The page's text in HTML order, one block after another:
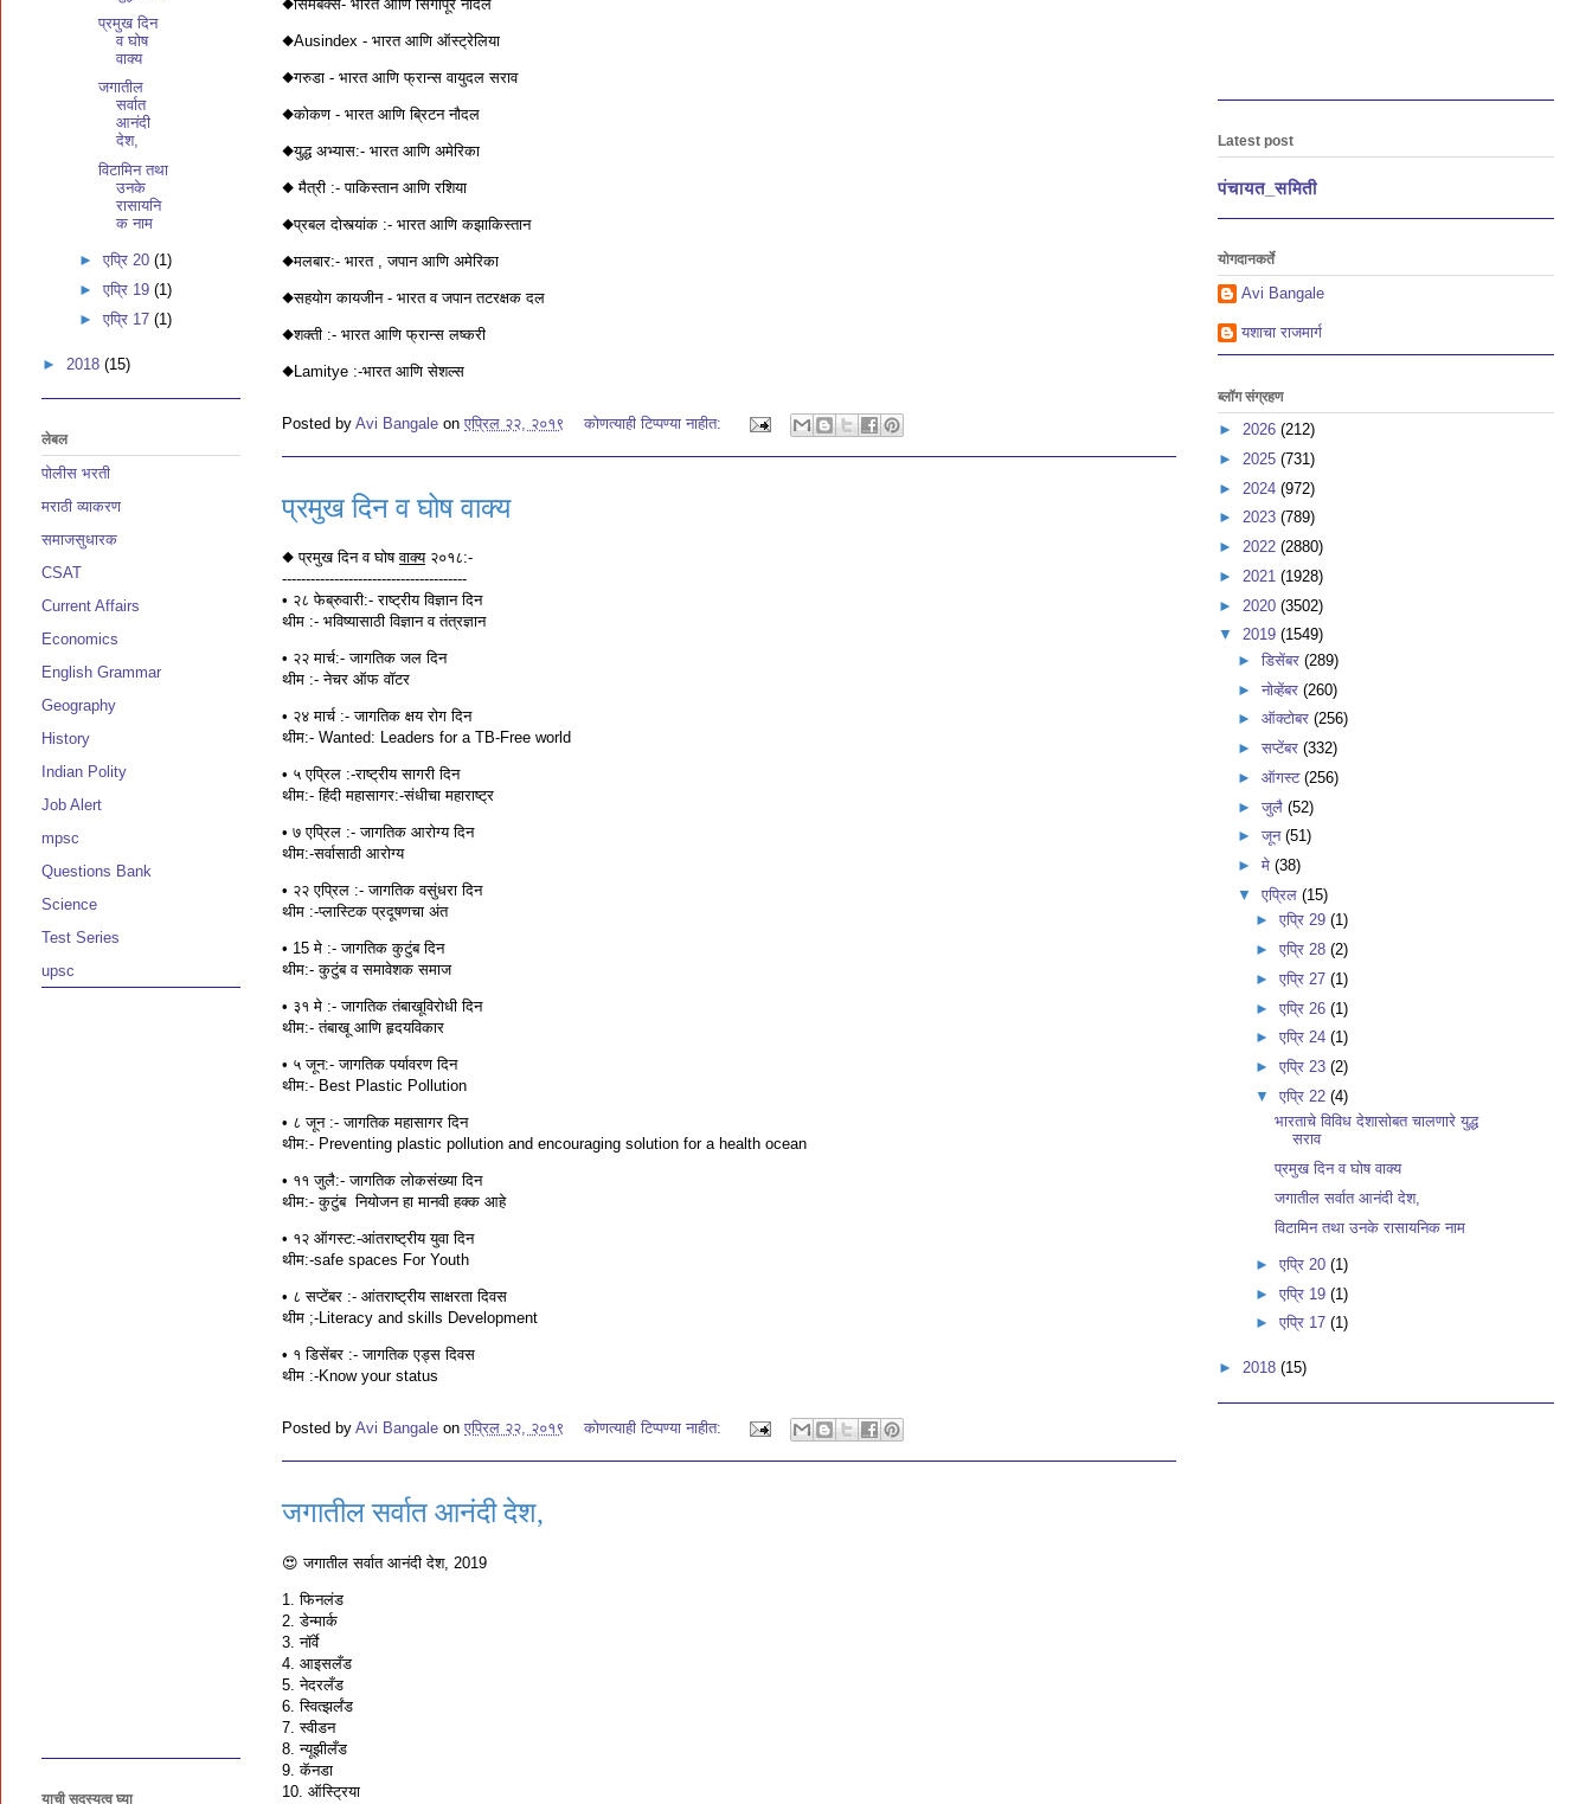
◆सिमबेक्स- भारत आणि सिंगापूर नौदल
◆Ausindex - भारत आणि ऑस्ट्रेलिया
◆गरुडा - भारत आणि फ्रान्स वायुदल सराव
◆कोकण - भारत आणि ब्रिटन नौदल
◆युद्ध अभ्यास:- भारत आणि अमेरिका
◆ मैत्री :- पाकिस्तान आणि रशिया
◆प्रबल दोस्त्यांक :- भारत आणि कझाकिस्तान
◆मलबार:- भारत , जपान आणि अमेरिका
◆सहयोग कायजीन - भारत व जपान तटरक्षक दल
◆शक्ती :- भारत आणि फ्रान्स लष्करी
◆Lamitye :-भारत आणि सेशल्स
Posted by Avi Bangale on एप्रिल २२, २०१९ कोणत्याही टिप्पण्‍या नाहीत:
प्रमुख दिन व घोष वाक्य
◆ प्रमुख दिन व घोषवाक्य२०१८:-
---------------------------------------
• २८ फेब्रुवारी:- राष्ट्रीय विज्ञान दिन
थीम :- भविष्यासाठी विज्ञान व तंत्रज्ञान
• २२ मार्च:- जागतिक जल दिन
थीम :- नेचर ऑफ वाॅटर
• २४ मार्च :- जागतिक क्षय रोग दिन
थीम:- Wanted: Leaders for a TB-Free world
• ५ एप्रिल :-राष्ट्रीय सागरी दिन
थीम:- हिंदी महासागर:-संधीचा महाराष्ट्र
• ७ एप्रिल :- जागतिक आरोग्य दिन
थीम:-सर्वासाठी आरोग्य
• २२ एप्रिल :- जागतिक वसुंधरा दिन
थीम :-प्लास्टिक प्रदूषणचा अंत
• 15 मे :- जागतिक कुटुंब दिन
थीम:- कुटुंब व समावेशक समाज
• ३१ मे :- जागतिक तंबाखूविरोधी दिन
थीम:- तंबाखू आणि हृदयविकार
• ५ जून:- जागतिक पर्यावरण दिन
थीम:- Best Plastic Pollution
• ८ जून :- जागतिक महासागर दिन
थीम:- Preventing plastic pollution and encouraging solution for a health ocean
• ११ जुलै:- जागतिक लोकसंख्या दिन
थीम:- कुटुंब नियोजन हा मानवी हक्क आहे
• १२ ऑगस्ट:-आंतराष्ट्रीय युवा दिन
थीम:-safe spaces For Youth
• ८ सप्टेंबर :- आंतराष्ट्रीय साक्षरता दिवस
थीम ;-Literacy and skills Development
• १ डिसेंबर :- जागतिक एड्स दिवस
थीम :-Know your status
Posted by Avi Bangale on एप्रिल २२, २०१९ कोणत्याही टिप्पण्‍या नाहीत:
जगातील सर्वात आनंदी देश,
😍 जगातील सर्वात आनंदी देश, 2019
1. फिनलंड
2. डेन्मार्क
3. नॉर्वे
4. आइसलँड
5. नेदरलँड
6. स्वित्झर्लंड
7. स्वीडन
8. न्यूझीलँड
9. कॅनडा
10. ऑस्ट्रिया
प्रमुख दिन
व घोष
वाक्य
जगातील
सर्वात
आनंदी
देश,
विटामिन तथा
उनके
रासायनि
क नाम
►एप्रि 20(1)
►एप्रि 19(1)
►एप्रि 17(1)
► 2018 (15)
लेबल
पोलीस भरती
मराठी व्याकरण
समाजसुधारक
CSAT
Current Affairs
Economics
English Grammar
Geography
History
Indian Polity
Job Alert
mpsc
Questions Bank
Science
Test Series
upsc
याची सदस्यत्व घ्या
Latest post
पंचायत_समिती
योगदानकर्ते
Avi Bangale
यशाचा राजमार्ग
ब्लॉग संग्रहण
► 2026 (212)
► 2025 (731)
► 2024 (972)
► 2023 (789)
► 2022 (2880)
► 2021 (1928)
► 2020 (3502)
▼ 2019 (1549)
► डिसेंबर (289)
► नोव्हेंबर (260)
► ऑक्टोबर (256)
► सप्टेंबर (332)
► ऑगस्ट (256)
► जुलै (52)
► जून (51)
► मे (38)
▼ एप्रिल (15)
►एप्रि 29(1)
►एप्रि 28(2)
►एप्रि 27(1)
►एप्रि 26(1)
►एप्रि 24(1)
►एप्रि 23(2)
▼एप्रि 22(4)
भारताचे विविध देशासोबत चालणारे युद्ध
सराव
प्रमुख दिन व घोष वाक्य
जगातील सर्वात आनंदी देश,
विटामिन तथा उनके रासायनिक नाम
►एप्रि 20(1)
►एप्रि 19(1)
►एप्रि 17(1)
► 2018 (15)